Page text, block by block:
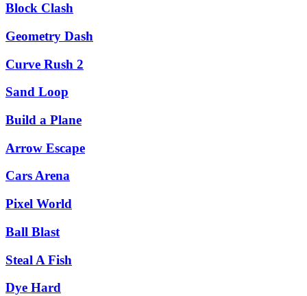
Block Clash
Geometry Dash
Curve Rush 2
Sand Loop
Build a Plane
Arrow Escape
Cars Arena
Pixel World
Ball Blast
Steal A Fish
Dye Hard